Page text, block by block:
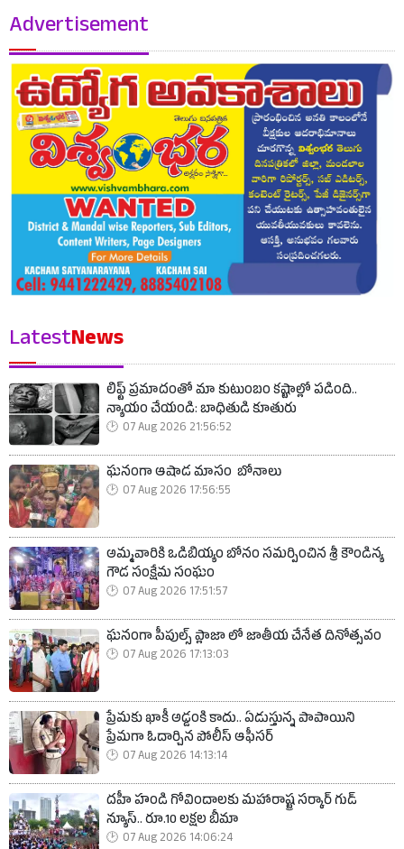
Advertisement
LatestNews
లిఫ్ట్ ప్రమాదంతో మా కుటుంబం కష్టాల్లో పడింది..
న్యాయం చేయండి: బాధితుడి కూతురు
07 Aug 2026 21:56:52
ఘనంగా ఆషాడ మాసం బోనాలు
07 Aug 2026 17:56:55
అమ్మవారికి ఒడిబియ్యం బోనం సమర్పించిన శ్రీ కౌండిన్య
గౌడ సంక్షేమ సంఘం
07 Aug 2026 17:51:57
ఘనంగా పీపుల్స్ ప్లాజా లో జాతీయ చేనేత దినోత్సవం
07 Aug 2026 17:13:03
ప్రేమకు ఖాకీ అడ్డంకి కాదు.. ఏడుస్తున్న పాపాయిని
ప్రేమగా ఓదార్చిన పోలీస్ ఆఫీసర్
07 Aug 2026 14:13:14
దహీ హండి గోవిందాలకు మహారాష్ట్ర సర్కార్ గుడ్
న్యూస్.. రూ.10 లక్షల బీమా
07 Aug 2026 14:06:24